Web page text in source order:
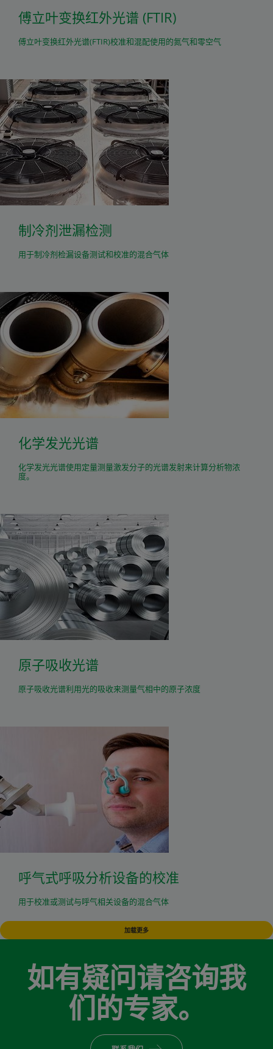
傅立叶变换红外光谱 (FTIR)
傅立叶变换红外光谱(FTIR)校准和混配使用的氮气和零空气
制冷剂泄漏检测
用于制冷剂检漏设备测试和校准的混合气体
化学发光光谱
化学发光光谱使用定量测量激发分子的光谱发射来计算分析物浓
度。
原子吸收光谱
原子吸收光谱利用光的吸收来测量气相中的原子浓度
呼气式呼吸分析设备的校准
用于校准或测试与呼气相关设备的混合气体
加载更多
如有疑问请咨询我
们的专家。